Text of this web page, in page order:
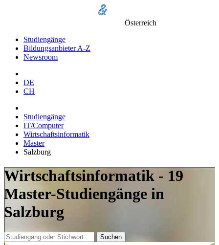
Österreich
Studiengänge
Bildungsanbieter A-Z
Newsroom
DE
CH
Studiengänge
IT/Computer
Wirtschaftsinformatik
Master
Salzburg
Wirtschaftsinformatik - 19
Master-Studiengänge in
Salzburg
Suchen